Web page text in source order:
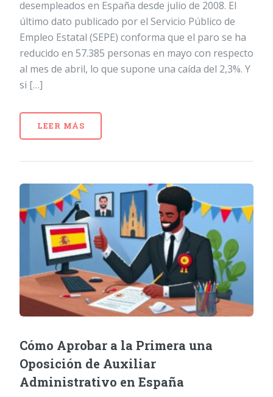
desempleados en España desde julio de 2008. El
último dato publicado por el Servicio Público de
Empleo Estatal (SEPE) conforma que el paro se ha
reducido en 57.385 personas en mayo con respecto
al mes de abril, lo que supone una caída del 2,3%. Y
si […]
LEER MÁS
Cómo Aprobar a la Primera una
Oposición de Auxiliar
Administrativo en España